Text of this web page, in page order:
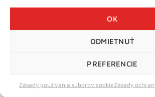
OK
ODMIETNUŤ
PREFERENCIE
Zásady používania súborov cookieZásady